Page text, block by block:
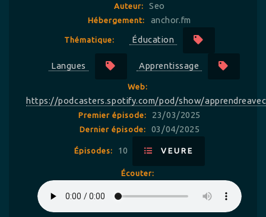
Auteur: Seo
Hébergement: anchor.fm
Thématique: Éducation
Langues Apprentissage
Web:
https://podcasters.spotify.com/pod/show/
Premier épisode: 23/03/2025
Dernier épisode: 03/04/2025
Épisodes: 10 VEURE
Écouter: